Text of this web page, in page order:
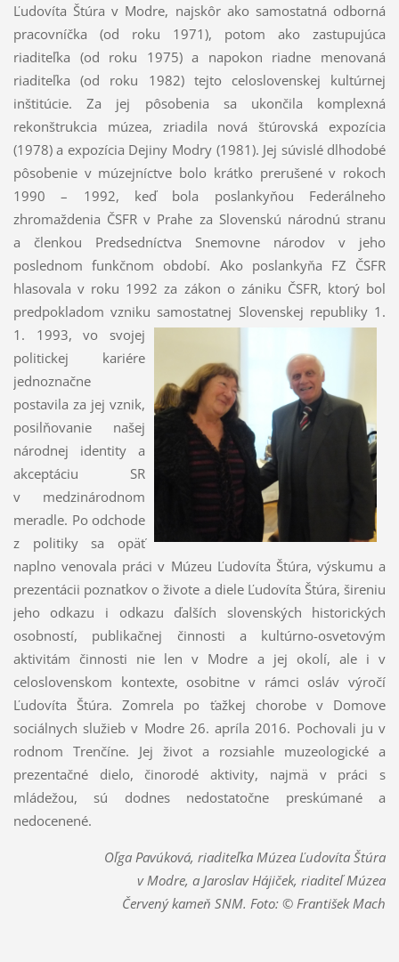
Ľudovíta Štúra v Modre, najskôr ako samostatná odborná
pracovníčka (od roku 1971), potom ako zastupujúca
riaditeľka (od roku 1975) a napokon riadne menovaná
riaditeľka (od roku 1982) tejto celoslovenskej kultúrnej
inštitúcie. Za jej pôsobenia sa ukončila komplexná
rekonštrukcia múzea, zriadila nová štúrovská expozícia
(1978) a expozícia Dejiny Modry (1981). Jej súvislé dlhodobé
pôsobenie v múzejníctve bolo krátko prerušené v rokoch
1990 – 1992, keď bola poslankyňou Federálneho
zhromaždenia ČSFR v Prahe za Slovenskú národnú stranu
a členkou Predsedníctva Snemovne národov v jeho
poslednom funkčnom období. Ako poslankyňa FZ ČSFR
hlasovala v roku 1992 za zákon o zániku ČSFR, ktorý bol
predpokladom vzniku samostatnej Slovenskej republiky 1.
1. 1993,vo svojej
politickej kariére
jednoznačne
postavila za jej vznik,
posilňovanie našej
národnej identity a
akceptáciu SR
v medzinárodnom
meradle. Po odchode
z politiky sa opäť
naplno venovala práci v Múzeu Ľudovíta Štúra, výskumu a
prezentácii poznatkov o živote a diele Ľudovíta Štúra, šireniu
jeho odkazu i odkazu ďalších slovenských historických
osobností, publikačnej činnosti a kultúrno-osvetovým
aktivitám činnosti nie len v Modre a jej okolí, ale i v
celoslovenskom kontexte, osobitne v rámci osláv výročí
Ľudovíta Štúra. Zomrela po ťažkej chorobe v Domove
sociálnych služieb v Modre 26. apríla 2016. Pochovali ju v
rodnom Trenčíne. Jej život a rozsiahle muzeologické a
prezentačné dielo, činorodé aktivity, najmä v práci s
mládežou, sú dodnes nedostatočne preskúmané a
nedocenené.
Oľga Pavúková, riaditeľka Múzea Ľudovíta Štúra
v Modre, a Jaroslav Hájiček, riaditeľ Múzea
Červený kameň SNM. Foto: © František Mach